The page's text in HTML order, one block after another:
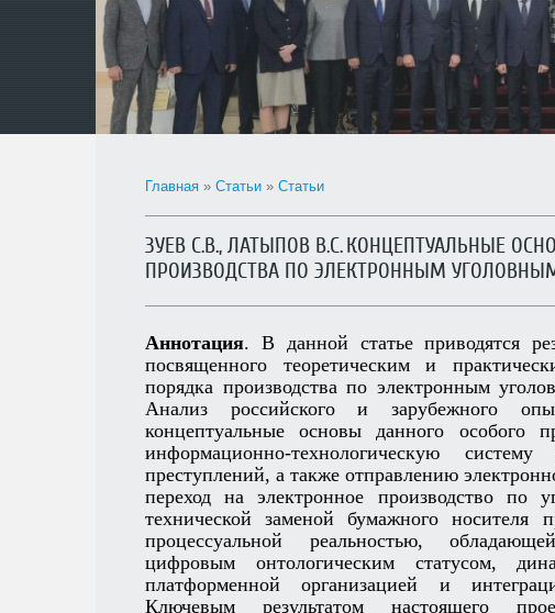
Главная » Статьи » Статьи
ЗУЕВ С.В., ЛАТЫПОВ В.С. КОНЦЕПТУАЛЬНЫЕ
ПРОИЗВОДСТВА ПО ЭЛЕКТРОННЫМ
Аннотация. В данной статье приводятся
посвященного теоретическим и
порядка производства по электронным
Анализ российского и зарубежного
концептуальные основы данного особого
информационно-­технологическую
преступлений, а также отправлению
переход на электронное производство по
технической заменой бумажного носителя
процессуальной реальностью,
цифровым онтологическим статусом,
платформенной организацией и
Ключевым результатом настоящего